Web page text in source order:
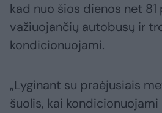
kad nuo šios dienos net
važiuojančių autobusų ir
kondicionuojami.
„Lyginant su praėjusiais
šuolis, kai